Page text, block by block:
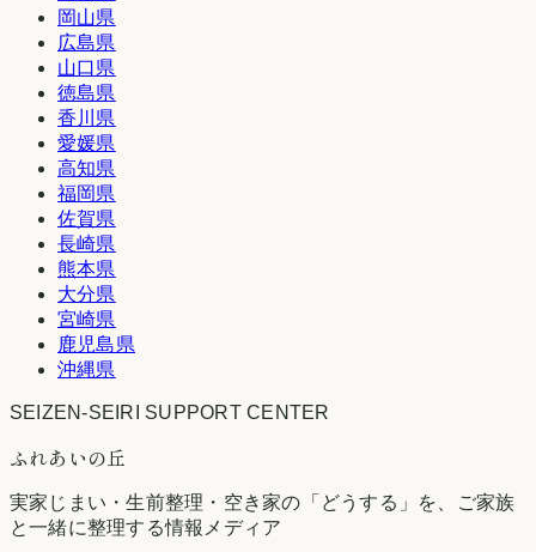
岡山県
広島県
山口県
徳島県
香川県
愛媛県
高知県
福岡県
佐賀県
長崎県
熊本県
大分県
宮崎県
鹿児島県
沖縄県
SEIZEN-SEIRI SUPPORT CENTER
ふれあいの丘
実家じまい・生前整理・空き家の「どうする」を、ご家族
と一緒に整理する情報メディア